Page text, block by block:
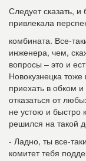
Следует сказать, и
привлекала
комбината. Все-
инженера, чем,
вопросы – это и
Новокузнецка
приехать в обком
отказаться от
не устою и быстро
решился на такой
- Ладно, ты все-
комитет тебя